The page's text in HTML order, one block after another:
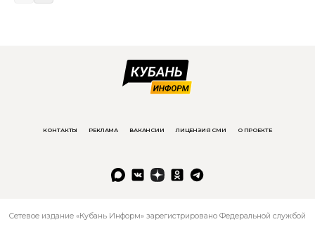
КОНТАКТЫ РЕКЛАМА ВАКАНСИИ ЛИЦЕНЗИЯ СМИ О ПРОЕКТЕ
Сетевое издание «Кубань Информ» зарегистрировано Федеральной службой